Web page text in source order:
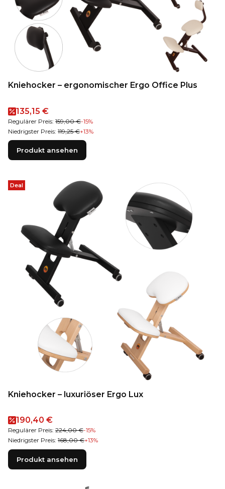
Kniehocker – ergonomischer Ergo Office Plus
Aktionspreis
135,15 €
Regulärer Preis: 159,00 €-15%
Niedrigster Preis: 119,25 €+13%
Produkt ansehen
Deal
Kniehocker – luxuriöser Ergo Lux
Aktionspreis
190,40 €
Regulärer Preis: 224,00 €-15%
Niedrigster Preis: 168,00 €+13%
Produkt ansehen